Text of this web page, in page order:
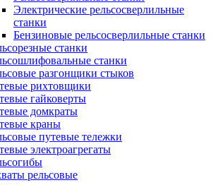
Электрические рельсосверлильные
станки
Бензиновые рельсосверлильные станки
станки
станки
разгонщики стыков
рихтовщики
гайковерты
домкраты
краны
путевые тележки
электроагрегаты
рельсовые